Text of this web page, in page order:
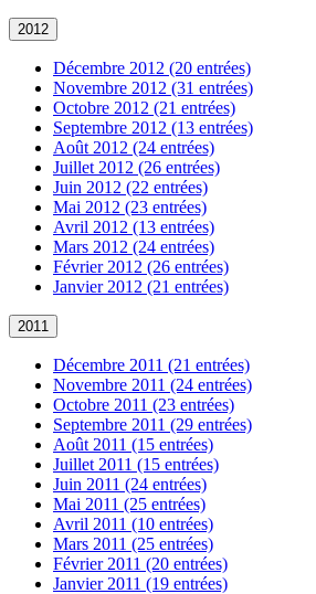
2012
Décembre 2012 (20 entrées)
Novembre 2012 (31 entrées)
Octobre 2012 (21 entrées)
Septembre 2012 (13 entrées)
Août 2012 (24 entrées)
Juillet 2012 (26 entrées)
Juin 2012 (22 entrées)
Mai 2012 (23 entrées)
Avril 2012 (13 entrées)
Mars 2012 (24 entrées)
Février 2012 (26 entrées)
Janvier 2012 (21 entrées)
2011
Décembre 2011 (21 entrées)
Novembre 2011 (24 entrées)
Octobre 2011 (23 entrées)
Septembre 2011 (29 entrées)
Août 2011 (15 entrées)
Juillet 2011 (15 entrées)
Juin 2011 (24 entrées)
Mai 2011 (25 entrées)
Avril 2011 (10 entrées)
Mars 2011 (25 entrées)
Février 2011 (20 entrées)
Janvier 2011 (19 entrées)